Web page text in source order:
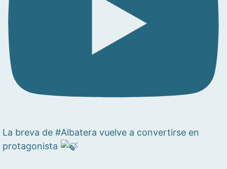
La breva de #Albatera vuelve a convertirse en
protagonista